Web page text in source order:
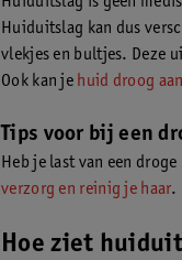
Huiduitslag kan dus
vlekjes en bultjes. Deze
Ook kan je huid droog
Tips voor bij een
Heb je last van een
verzorg en reinig je haar.
Hoe ziet